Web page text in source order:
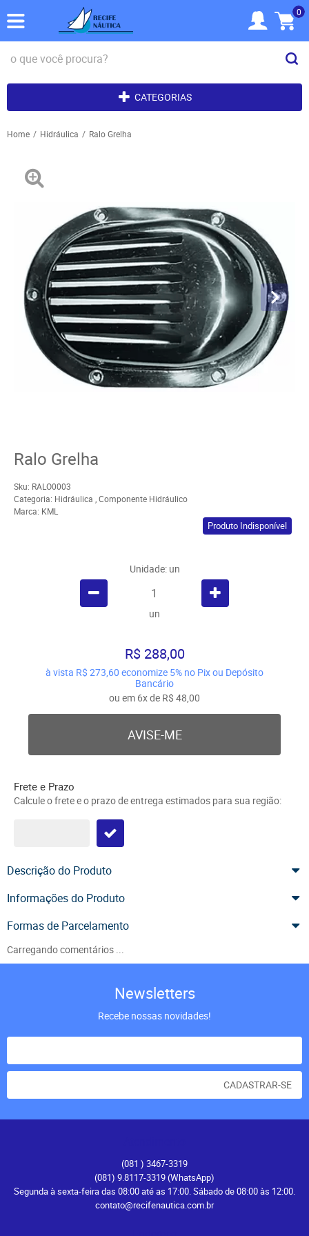
0
CATEGORIAS
Home Hidráulica Ralo Grelha
Ralo Grelha
Sku: RALO0003
Categoria: Hidráulica ,Componente Hidráulico
Marca: KML
Produto Indisponível
Unidade: un
un
R$ 288,00
à vista R$ 273,60 economize 5% no Pix ou Depósito
Bancário
ou em 6xde R$ 48,00
AVISE-ME
Frete e Prazo
Calcule o frete e o prazo de entrega estimados para sua região:
Descrição do Produto
Informações do Produto
Formas de Parcelamento
Carregando comentários ...
Newsletters
Recebe nossas novidades!
CADASTRAR-SE
(081 ) 3467-3319
(081) 9.8117-3319(WhatsApp)
Segunda à sexta-feira das 08:00 até as 17:00. Sábado de 08:00 às 12:00.
contato@recifenautica.com.br